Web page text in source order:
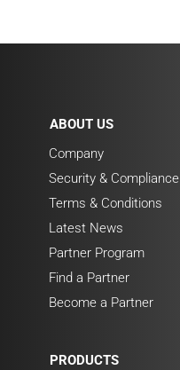
ABOUT US
Company
Security & Compliance
Terms & Conditions
Latest News
Partner Program
Find a Partner
Become a Partner
PRODUCTS